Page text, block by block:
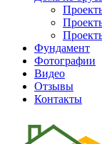
Фундамент
Фотографии
Видео
Отзывы
Контакты